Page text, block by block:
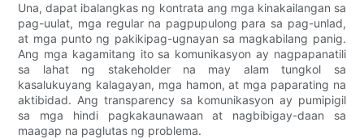
Una, dapat ibalangkas ng kontrata ang mga kinakailangan sa
pag-uulat, mga regular na pagpupulong para sa pag-unlad,
at mga punto ng pakikipag-ugnayan sa magkabilang panig.
Ang mga kagamitang ito sa komunikasyon ay nagpapanatili
sa lahat ng stakeholder na may alam tungkol sa
kasalukuyang kalagayan, mga hamon, at mga paparating na
aktibidad. Ang transparency sa komunikasyon ay pumipigil
sa mga hindi pagkakaunawaan at nagbibigay-daan sa
maagap na paglutas ng problema.